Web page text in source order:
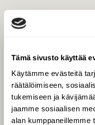
Tämä sivusto käyttää
Käytämme evästeitä
räätälöimiseen,
tukemiseen ja
jaamme sosiaalisen
alan kumppaneillemme